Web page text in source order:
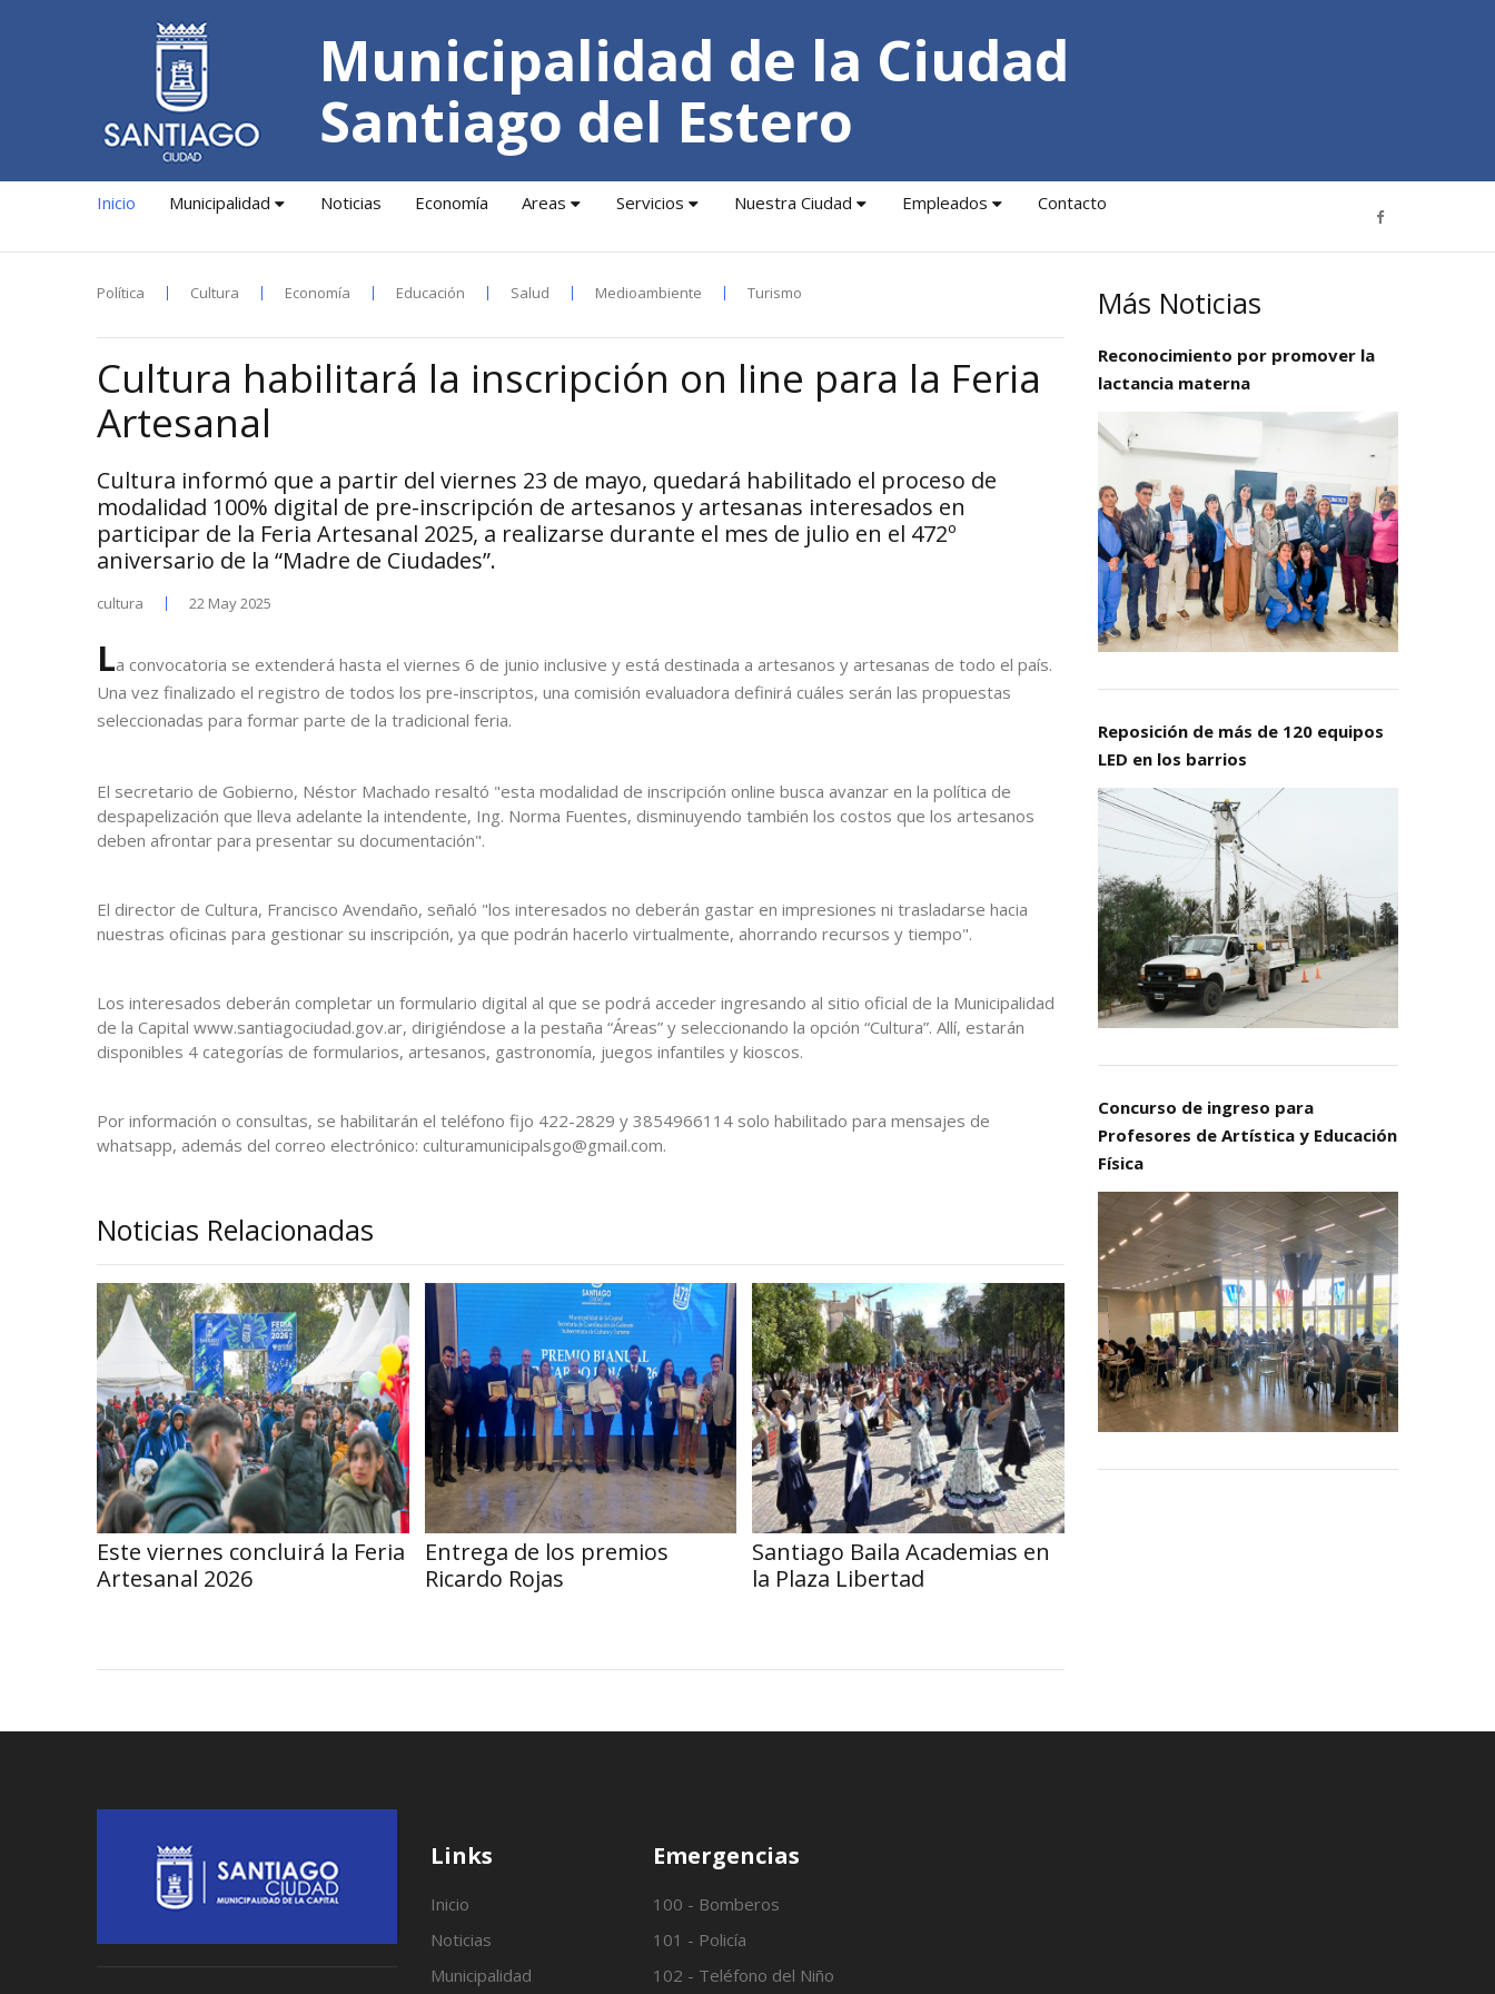
Municipalidad de la Ciudad
Santiago del Estero
Inicio Municipalidad Noticias Economía Areas Servicios Nuestra Ciudad Empleados Contacto
Política Cultura Economía Educación Salud Medioambiente Turismo
Cultura habilitará la inscripción on line para la Feria
Artesanal
Cultura informó que a partir del viernes 23 de mayo, quedará habilitado el proceso de
modalidad 100% digital de pre-inscripción de artesanos y artesanas interesados en
participar de la Feria Artesanal 2025, a realizarse durante el mes de julio en el 472º
aniversario de la “Madre de Ciudades”.
cultura 22 May 2025
La convocatoria se extenderá hasta el viernes 6 de junio inclusive y está destinada a artesanos y artesanas de todo el país.
Una vez finalizado el registro de todos los pre-inscriptos, una comisión evaluadora definirá cuáles serán las propuestas
seleccionadas para formar parte de la tradicional feria.
El secretario de Gobierno, Néstor Machado resaltó "esta modalidad de inscripción online busca avanzar en la política de
despapelización que lleva adelante la intendente, Ing. Norma Fuentes, disminuyendo también los costos que los artesanos
deben afrontar para presentar su documentación".
El director de Cultura, Francisco Avendaño, señaló "los interesados no deberán gastar en impresiones ni trasladarse hacia
nuestras oficinas para gestionar su inscripción, ya que podrán hacerlo virtualmente, ahorrando recursos y tiempo".
Los interesados deberán completar un formulario digital al que se podrá acceder ingresando al sitio oficial de la Municipalidad
de la Capital www.santiagociudad.gov.ar, dirigiéndose a la pestaña “Áreas” y seleccionando la opción “Cultura”. Allí, estarán
disponibles 4 categorías de formularios, artesanos, gastronomía, juegos infantiles y kioscos.
Por información o consultas, se habilitarán el teléfono fijo 422-2829 y 3854966114 solo habilitado para mensajes de
whatsapp, además del correo electrónico: culturamunicipalsgo@gmail.com.
Noticias Relacionadas
Este viernes concluirá la Feria
Artesanal 2026
Entrega de los premios
Ricardo Rojas
Santiago Baila Academias en
la Plaza Libertad
Más Noticias
Reconocimiento por promover la
lactancia materna
Reposición de más de 120 equipos
LED en los barrios
Concurso de ingreso para
Profesores de Artística y Educación
Física
Links
Inicio
Noticias
Municipalidad
Emergencias
100 - Bomberos
101 - Policía
102 - Teléfono del Niño